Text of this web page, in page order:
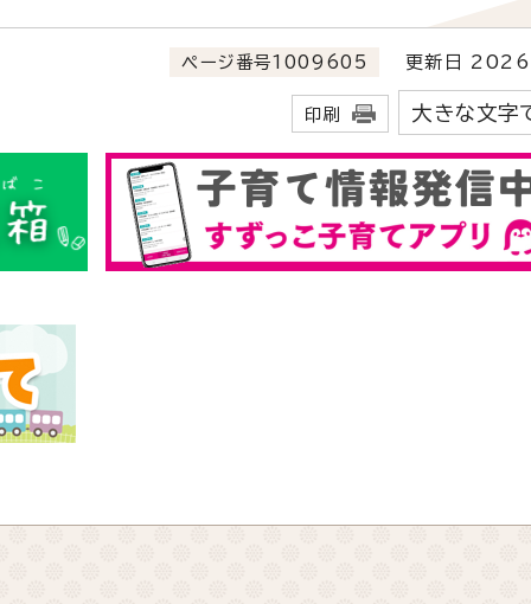
ページ番号1009605 更新日 2026
印刷 大きな文字